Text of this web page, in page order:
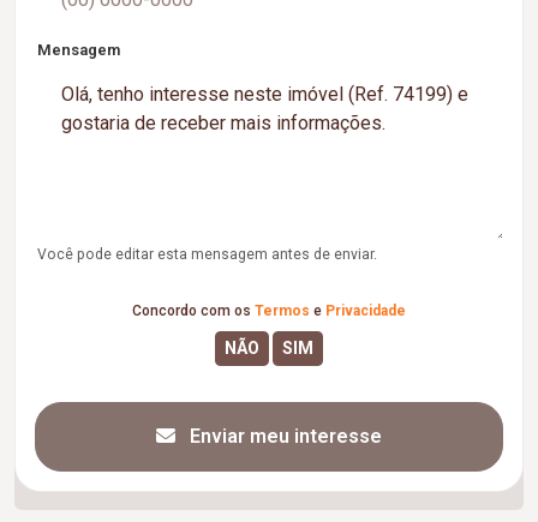
Mensagem
Você pode editar esta mensagem antes de enviar.
Concordo com os Termos e Privacidade
Enviar meu interesse